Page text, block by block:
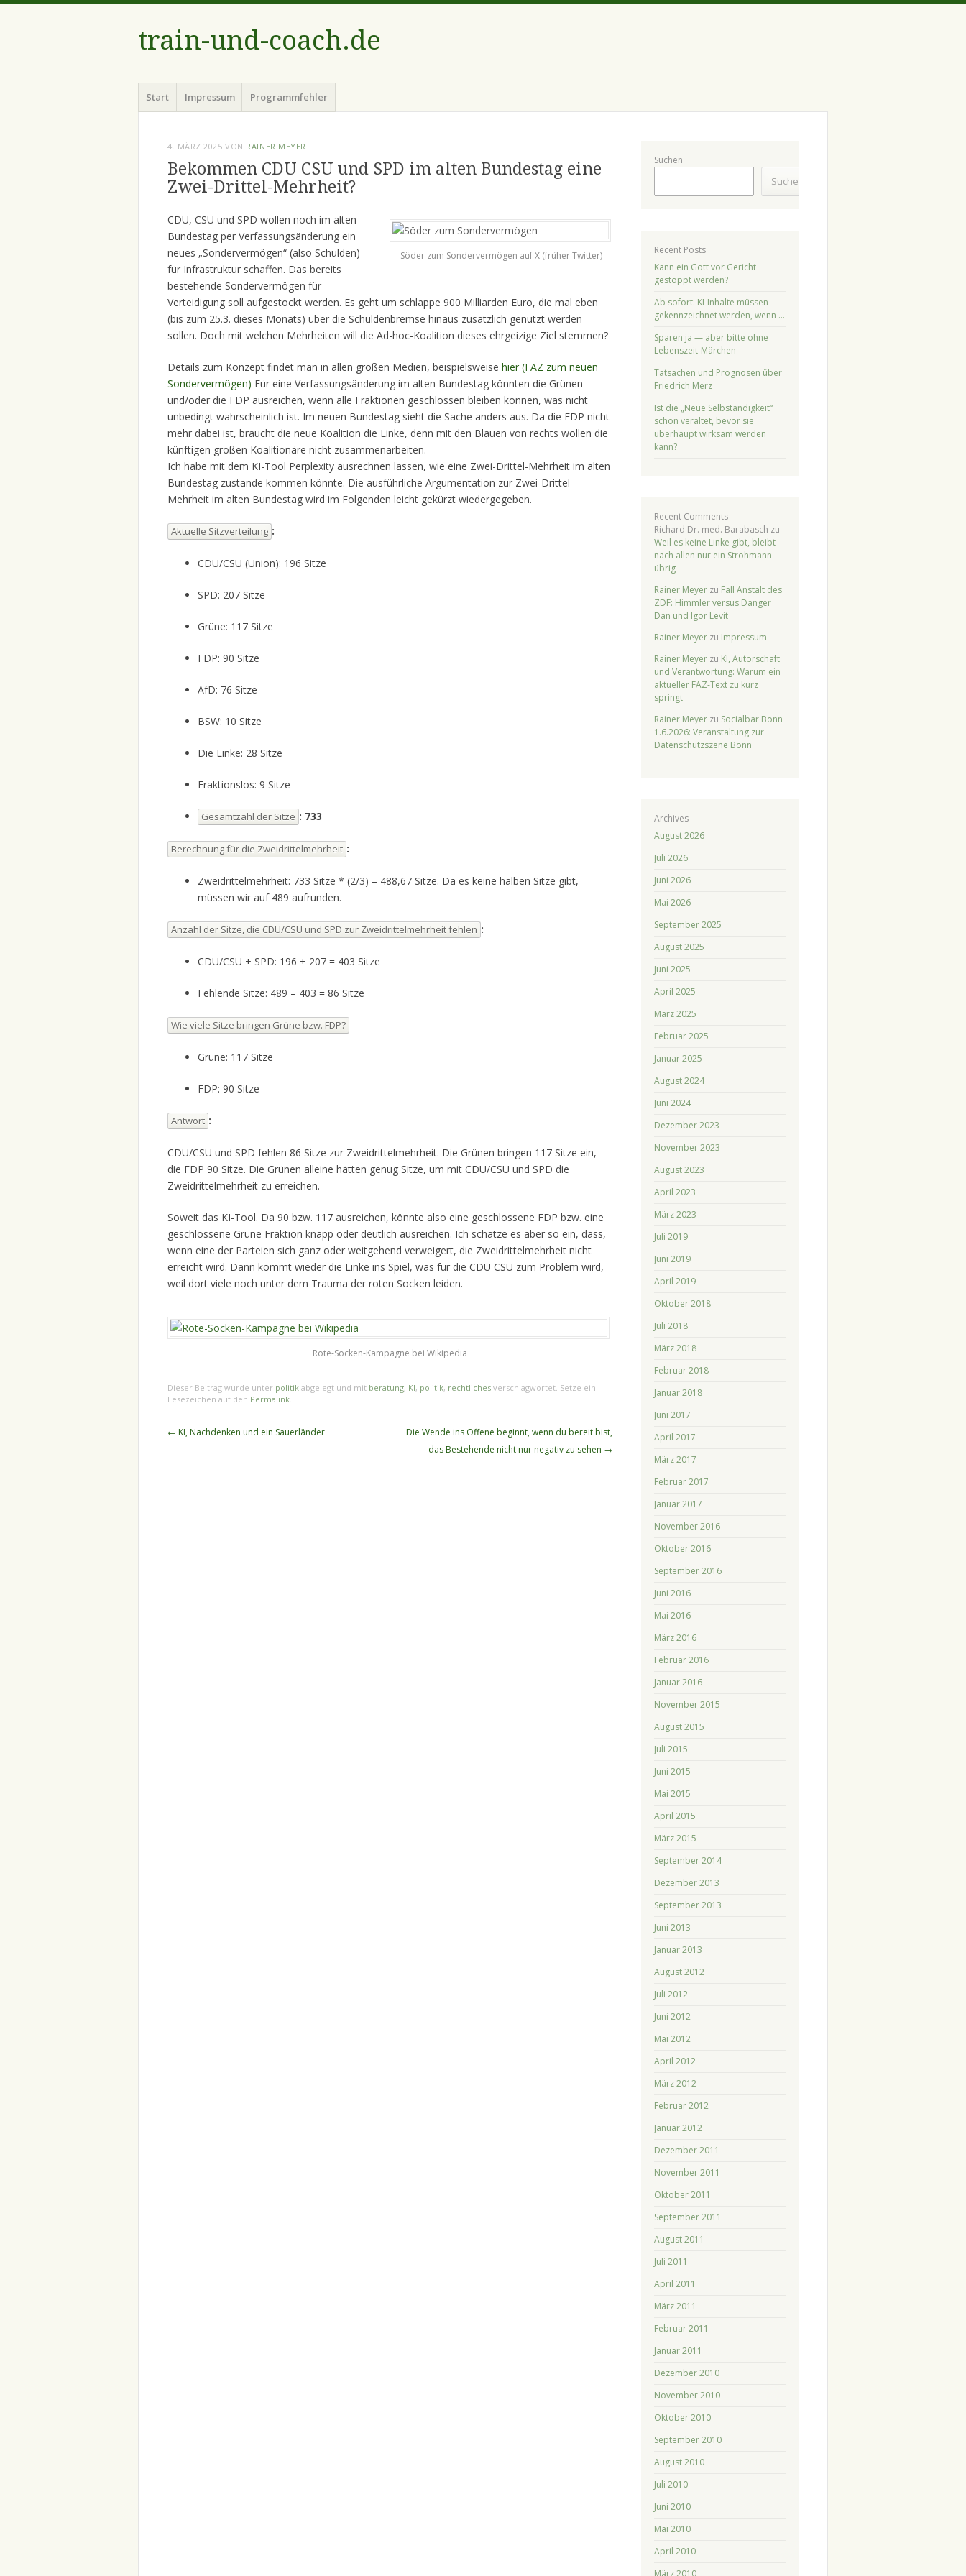
train-und-coach.de
Menü
Zum
Inhalt
Start Impressum Programmfehler
4. MÄRZ 2025 VON RAINER MEYER
Bekommen CDU CSU und SPD im alten Bundestag eine
Zwei-Drittel-Mehrheit?
Söder zum Sondervermögen auf X (früher Twitter)
CDU, CSU und SPD wollen noch im alten
Bundestag per Verfassungsänderung ein
neues „Sondervermögen“ (also Schulden)
für Infrastruktur schaffen. Das bereits
bestehende Sondervermögen für
Verteidigung soll aufgestockt werden. Es geht um schlappe 900 Milliarden Euro, die mal eben
(bis zum 25.3. dieses Monats) über die Schuldenbremse hinaus zusätzlich genutzt werden
sollen. Doch mit welchen Mehrheiten will die Ad-hoc-Koalition dieses ehrgeizige Ziel stemmen?
Details zum Konzept findet man in allen großen Medien, beispielsweise hier (FAZ zum neuen
Sondervermögen) Für eine Verfassungsänderung im alten Bundestag könnten die Grünen
und/oder die FDP ausreichen, wenn alle Fraktionen geschlossen bleiben können, was nicht
unbedingt wahrscheinlich ist. Im neuen Bundestag sieht die Sache anders aus. Da die FDP nicht
mehr dabei ist, braucht die neue Koalition die Linke, denn mit den Blauen von rechts wollen die
künftigen großen Koalitionäre nicht zusammenarbeiten.
Ich habe mit dem KI-Tool Perplexity ausrechnen lassen, wie eine Zwei-Drittel-Mehrheit im alten
Bundestag zustande kommen könnte. Die ausführliche Argumentation zur Zwei-Drittel-
Mehrheit im alten Bundestag wird im Folgenden leicht gekürzt wiedergegeben.
Aktuelle Sitzverteilung :
CDU/CSU (Union): 196 Sitze
SPD: 207 Sitze
Grüne: 117 Sitze
FDP: 90 Sitze
AfD: 76 Sitze
BSW: 10 Sitze
Die Linke: 28 Sitze
Fraktionslos: 9 Sitze
Gesamtzahl der Sitze : 733
Berechnung für die Zweidrittelmehrheit :
Zweidrittelmehrheit: 733 Sitze * (2/3) = 488,67 Sitze. Da es keine halben Sitze gibt,
müssen wir auf 489 aufrunden.
Anzahl der Sitze, die CDU/CSU und SPD zur Zweidrittelmehrheit fehlen :
CDU/CSU + SPD: 196 + 207 = 403 Sitze
Fehlende Sitze: 489 – 403 = 86 Sitze
Wie viele Sitze bringen Grüne bzw. FDP?
Grüne: 117 Sitze
FDP: 90 Sitze
Antwort :
CDU/CSU und SPD fehlen 86 Sitze zur Zweidrittelmehrheit. Die Grünen bringen 117 Sitze ein,
die FDP 90 Sitze. Die Grünen alleine hätten genug Sitze, um mit CDU/CSU und SPD die
Zweidrittelmehrheit zu erreichen.
Soweit das KI-Tool. Da 90 bzw. 117 ausreichen, könnte also eine geschlossene FDP bzw. eine
geschlossene Grüne Fraktion knapp oder deutlich ausreichen. Ich schätze es aber so ein, dass,
wenn eine der Parteien sich ganz oder weitgehend verweigert, die Zweidrittelmehrheit nicht
erreicht wird. Dann kommt wieder die Linke ins Spiel, was für die CDU CSU zum Problem wird,
weil dort viele noch unter dem Trauma der roten Socken leiden.
Rote-Socken-Kampagne bei Wikipedia
Dieser Beitrag wurde unter politik abgelegt und mit beratung, KI, politik, rechtliches verschlagwortet. Setze ein
Lesezeichen auf den Permalink.
Beitragsnavigation
← KI, Nachdenken und ein Sauerländer
Die Wende ins Offene beginnt, wenn du bereit bist,
das Bestehende nicht nur negativ zu sehen →
Suchen
Suchen
Recent Posts
Kann ein Gott vor Gericht
gestoppt werden?
Ab sofort: KI-Inhalte müssen
gekennzeichnet werden, wenn …
Sparen ja — aber bitte ohne
Lebenszeit-Märchen
Tatsachen und Prognosen über
Friedrich Merz
Ist die „Neue Selbständigkeit“
schon veraltet, bevor sie
überhaupt wirksam werden
kann?
Recent Comments
Richard Dr. med. Barabasch zu
Weil es keine Linke gibt, bleibt
nach allen nur ein Strohmann
übrig
Rainer Meyerzu Fall Anstalt des
ZDF: Himmler versus Danger
Dan und Igor Levit
Rainer Meyerzu Impressum
Rainer Meyerzu KI, Autorschaft
und Verantwortung: Warum ein
aktueller FAZ-Text zu kurz
springt
Rainer Meyerzu Socialbar Bonn
1.6.2026: Veranstaltung zur
Datenschutzszene Bonn
Archives
August 2026
Juli 2026
Juni 2026
Mai 2026
September 2025
August 2025
Juni 2025
April 2025
März 2025
Februar 2025
Januar 2025
August 2024
Juni 2024
Dezember 2023
November 2023
August 2023
April 2023
März 2023
Juli 2019
Juni 2019
April 2019
Oktober 2018
Juli 2018
März 2018
Februar 2018
Januar 2018
Juni 2017
April 2017
März 2017
Februar 2017
Januar 2017
November 2016
Oktober 2016
September 2016
Juni 2016
Mai 2016
März 2016
Februar 2016
Januar 2016
November 2015
August 2015
Juli 2015
Juni 2015
Mai 2015
April 2015
März 2015
September 2014
Dezember 2013
September 2013
Juni 2013
Januar 2013
August 2012
Juli 2012
Juni 2012
Mai 2012
April 2012
März 2012
Februar 2012
Januar 2012
Dezember 2011
November 2011
Oktober 2011
September 2011
August 2011
Juli 2011
April 2011
März 2011
Februar 2011
Januar 2011
Dezember 2010
November 2010
Oktober 2010
September 2010
August 2010
Juli 2010
Juni 2010
Mai 2010
April 2010